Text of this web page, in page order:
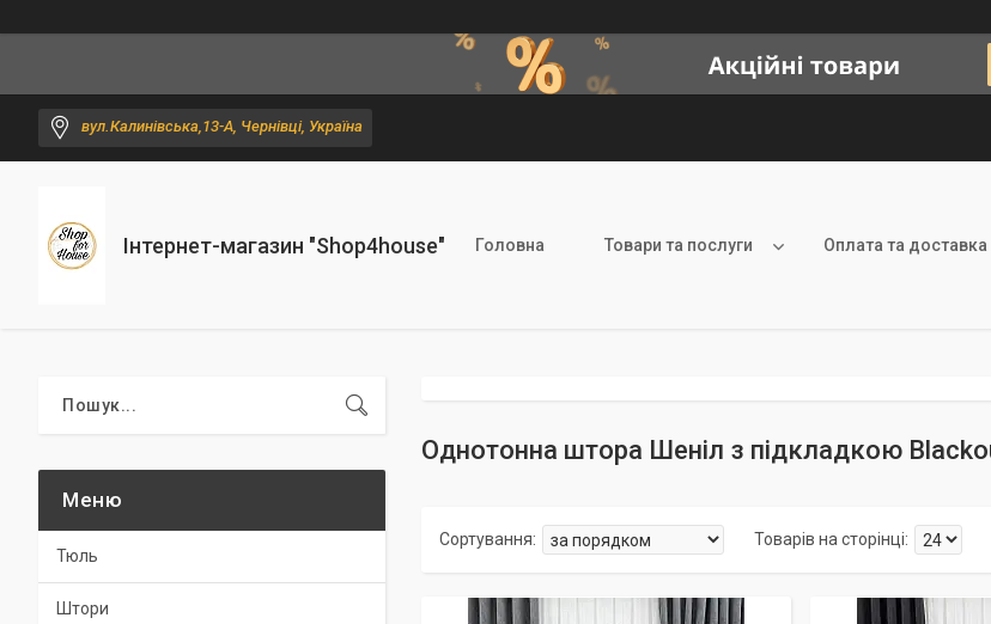
вул.Калинівська,13-А, Чернівці, Україна
Інтернет-магазин "Shop4house" Головна Товари та послуги Оплата та доставка
Однотонна штора Шеніл з підкладкою
Тюль
Штори